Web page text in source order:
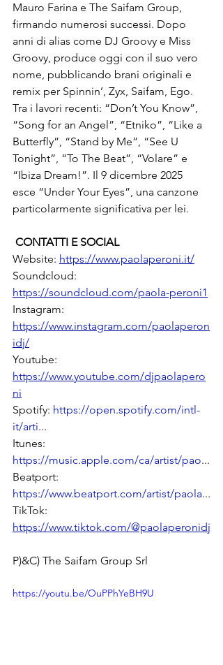
Mauro Farina e The Saifam Group,
firmando numerosi successi. Dopo
anni di alias come DJ Groovy e Miss
Groovy, produce oggi con il suo vero
nome, pubblicando brani originali e
remix per Spinnin’, Zyx, Saifam, Ego.
Tra i lavori recenti: “Don’t You Know”,
“Song for an Angel”, “Etniko”, “Like a
Butterfly”, “Stand by Me”, “See U
Tonight”, “To The Beat”, “Volare” e
“Ibiza Dream!”. Il 9 dicembre 2025
esce “Under Your Eyes”, una canzone
particolarmente significativa per lei.
CONTATTI E SOCIAL
Website: https://www.paolaperoni.it/
Soundcloud:
https://soundcloud.com/paola-peroni1
Instagram:
https://www.instagram.com/paolaperon
idj/
Youtube:
https://www.youtube.com/djpaolapero
ni
Spotify: https://open.spotify.com/intl-
it/arti...
Itunes:
https://music.apple.com/ca/artist/pao...
Beatport:
https://www.beatport.com/artist/paola...
TikTok:
https://www.tiktok.com/@paolaperonidj
P)&C) The Saifam Group Srl
https://youtu.be/OuPPhYeBH9U